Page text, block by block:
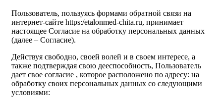
Пользователь, пользуясь формами обратной связи на
интернет-сайте https:/etalonmed-chita.ru, принимает
настоящее Согласие на обработку персональных данных
(далее – Согласие).
Действуя свободно, своей волей и в своем интересе, а
также подтверждая свою дееспособность, Пользователь
дает свое согласие , которое расположено по адресу: на
обработку своих персональных данных со следующими
условиями: